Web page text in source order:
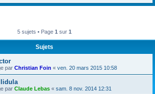
5 sujets • Page 1 sur 1
Sujets
par Christian Foin « ven. 20 mars 2015 10:58
par Claude Lebas « sam. 8 nov. 2014 12:31